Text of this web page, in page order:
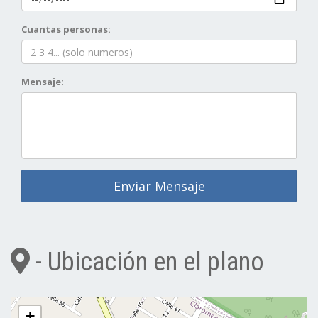
Cuantas personas:
Mensaje:
Enviar Mensaje
- Ubicación en el plano